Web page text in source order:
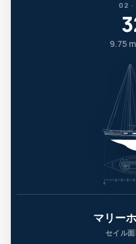
02 ·
9.75
マリー
セイル